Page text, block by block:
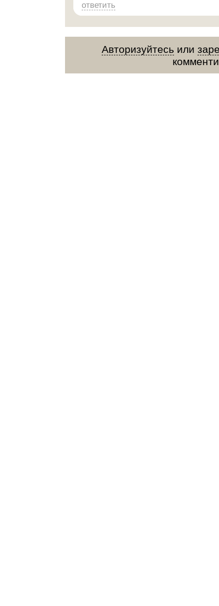
ответить
Авторизуйтесь или